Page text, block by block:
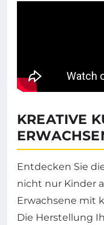
KREATIVE
Entdecken Sie
nicht nur Kinder
Erwachsene mit
Die Herstellung